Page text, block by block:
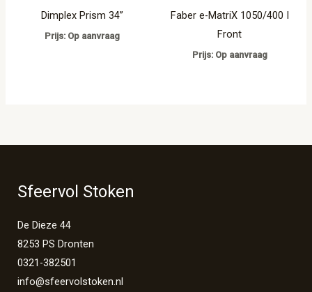
Dimplex Prism 34”
Prijs: Op aanvraag
Faber e-MatriX 1050/400 I
Front
Prijs: Op aanvraag
Sfeervol Stoken
De Dieze 44
8253 PS Dronten
0321-382501
info@sfeervolstoken.nl